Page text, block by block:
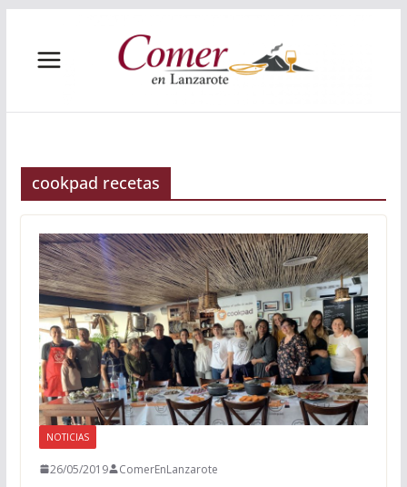
contenido
cookpad recetas
NOTICIAS
26/05/2019 ComerEnLanzarote